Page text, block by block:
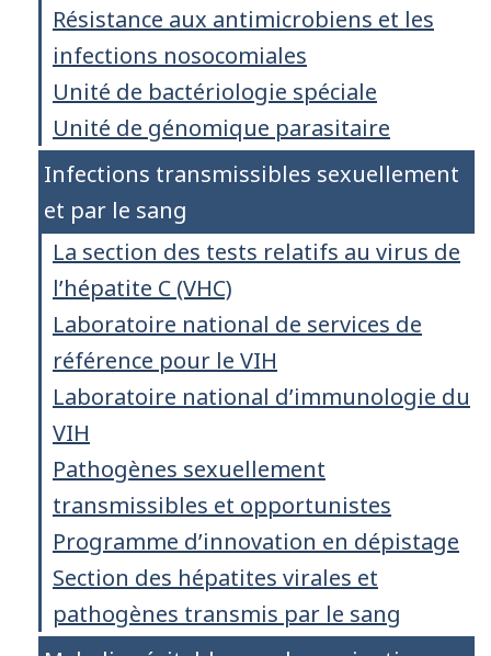
Résistance aux antimicrobiens et les
infections nosocomiales
Unité de bactériologie spéciale
Unité de génomique parasitaire
Infections transmissibles sexuellement
et par le sang
La section des tests relatifs au virus de
l’hépatite C (VHC)
Laboratoire national de services de
référence pour le VIH
Laboratoire national d’immunologie du
VIH
Pathogènes sexuellement
transmissibles et opportunistes
Programme d’innovation en dépistage
Section des hépatites virales et
pathogènes transmis par le sang